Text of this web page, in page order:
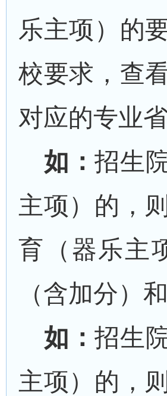
乐主项）的
校要求，查
对应的专业
如：招生
主项）的，
育（器乐主
（含加分）和
如：招生
主项）的，